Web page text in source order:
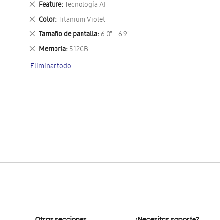
Feature Tecnología AI
Eliminar
este
artículo
Color Titanium Violet
Eliminar
este
artículo
Tamaño de pantalla 6.0" - 6.9"
Eliminar
este
artículo
Memoria 512GB
Eliminar
artículo
Eliminar todo